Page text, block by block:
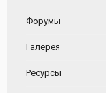
Форумы
Галерея
Ресурсы